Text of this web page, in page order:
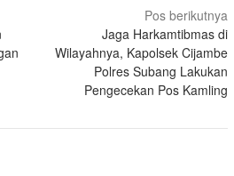
Pos berikutnya
Jaga Harkamtibmas di
Wilayahnya, Kapolsek Cijambe
Polres Subang Lakukan
Pengecekan Pos Kamling